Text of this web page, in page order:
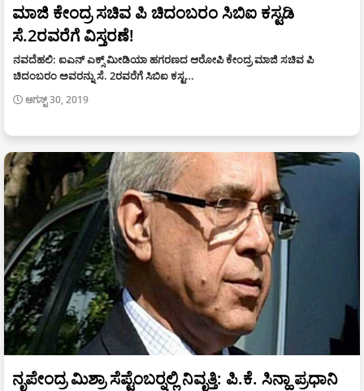
ಮಾಜಿ ಕೇಂದ್ರ ಸಚಿವ ಪಿ ಚಿದಂಬರಂ ಸಿಬಿಐ ಕಸ್ಟಡಿ
ಸೆ.2ರವರೆಗೆ ವಿಸ್ತರಣೆ!
ನವದೆಹಲಿ: ಐಎನ್ ಎಕ್ಸ್ ಮೀಡಿಯಾ ಹಗರಣದ ಆರೋಪಿ ಕೇಂದ್ರ ಮಾಜಿ ಸಚಿವ ಪಿ
ಚಿದಂಬರಂ ಅವರನ್ನು ಸೆ. 2ರವರೆಗೆ ಸಿಬಿಐ ಕಸ್ಟ…
ಆಗಸ್ಟ್ 30, 2019
ನೃಪೇಂದ್ರ ಮಿಶ್ರಾ ಸೆಪ್ಟೆಂಬರ್‍ನಲ್ಲಿ ನಿವೃತ್ತಿ: ಪಿ.ಕೆ. ಸಿನ್ಹಾ ಪ್ರಧಾನಿ